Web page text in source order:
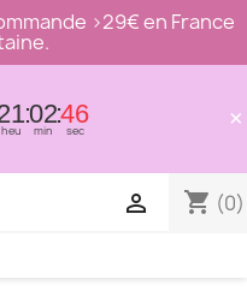
>29€ en France
heu
02
min
45
sec ×
shopping_cart (0)
